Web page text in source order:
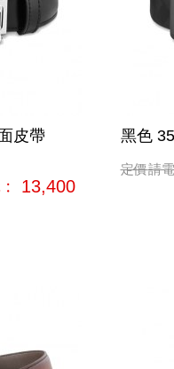
皮帶
13,400
黑色
定價請